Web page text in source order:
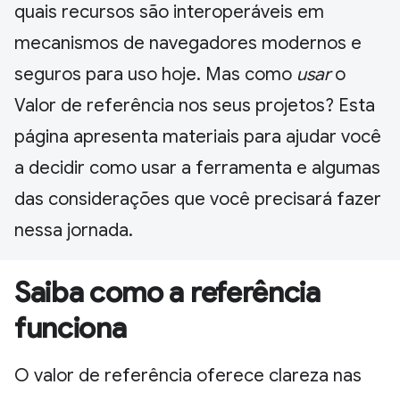
quais recursos são interoperáveis em
mecanismos de navegadores modernos e
seguros para uso hoje. Mas como usaro
Valor de referência nos seus projetos? Esta
página apresenta materiais para ajudar você
a decidir como usar a ferramenta e algumas
das considerações que você precisará fazer
nessa jornada.
Saiba como a referência
funciona
O valor de referência oferece clareza nas